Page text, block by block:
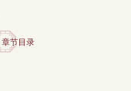
章节目录